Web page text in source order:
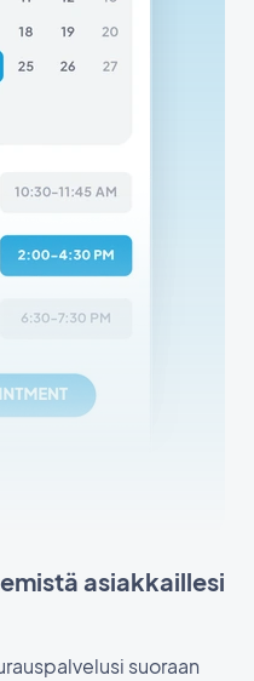
asiakkaillesi
suoraan